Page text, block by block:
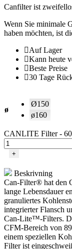
Canfilter ist
Wenn Sie minimale
haben möchten, ist
Auf Lager
Kann heute
Beste Preise
30 Tage
ø
Ø150
ø160
CANLITE Filter -
+
Beskrivning
Can-Filter® hat den
lange Lebensdauer
granuliertes
integrierter Flansch
Can-Lite™-Filters.
CFM-Bereich von
einem speziellen
Filter ist